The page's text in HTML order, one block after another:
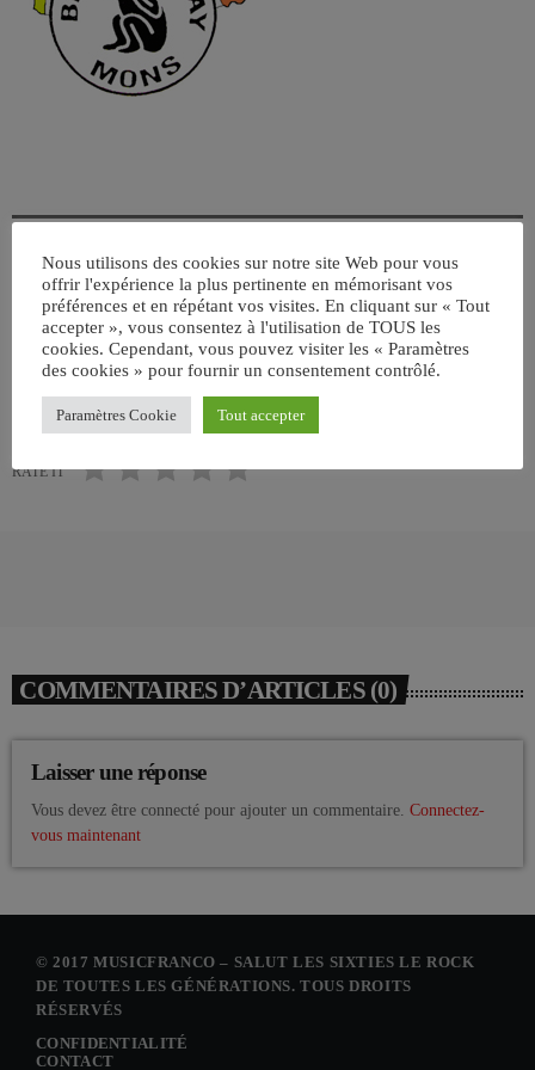
ÉCRIT PAR:ADMIN
RATE IT
COMMENTAIRES D’ARTICLES (0)
Laisser une réponse
Vous devez être connecté pour ajouter un commentaire. Connectez-
vous maintenant
© 2017 MUSICFRANCO – SALUT LES SIXTIES LE ROCK
DE TOUTES LES GÉNÉRATIONS. TOUS DROITS
RÉSERVÉS
CONFIDENTIALITÉ
CONTACT
Nous utilisons des cookies sur notre site Web pour vous
offrir l'expérience la plus pertinente en mémorisant vos
préférences et en répétant vos visites. En cliquant sur « Tout
accepter », vous consentez à l'utilisation de TOUS les
cookies. Cependant, vous pouvez visiter les « Paramètres
des cookies » pour fournir un consentement contrôlé.
Paramètres Cookie Tout accepter